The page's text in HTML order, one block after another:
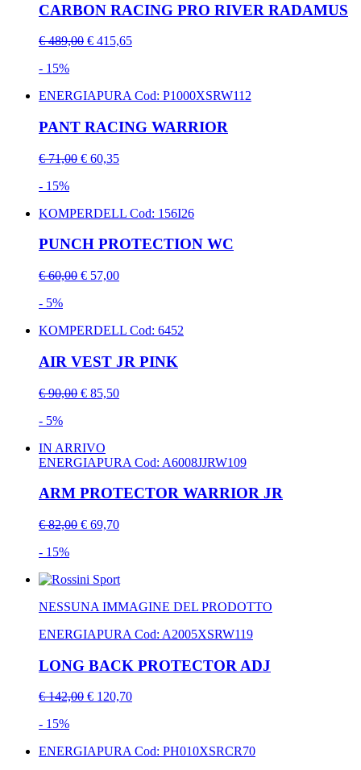
CARBON RACING PRO RIVER RADAMUS
€ 489,00 € 415,65
- 15%
ENERGIAPURA Cod: P1000XSRW112
PANT RACING WARRIOR
€ 71,00 € 60,35
- 15%
KOMPERDELL Cod: 156I26
PUNCH PROTECTION WC
€ 60,00 € 57,00
- 5%
KOMPERDELL Cod: 6452
AIR VEST JR PINK
€ 90,00 € 85,50
- 5%
IN ARRIVO
ENERGIAPURA Cod: A6008JJRW109
ARM PROTECTOR WARRIOR JR
€ 82,00 € 69,70
- 15%
NESSUNA IMMAGINE DEL PRODOTTO
ENERGIAPURA Cod: A2005XSRW119
LONG BACK PROTECTOR ADJ
€ 142,00 € 120,70
- 15%
ENERGIAPURACod: PH010XSRCR70